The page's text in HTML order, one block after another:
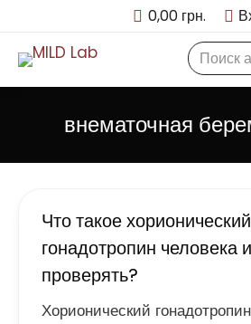
0,00 грн.
Search:
внематочная
Что такое хорионический
гонадотропин человека
проверять?
Хорионический гонадотропин